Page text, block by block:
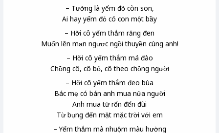
– Tưởng là yếm đỏ còn son,
Ai hay yếm đỏ có con một bầy
– Hỡi cô yếm thắm răng đen
Muốn lên mạn ngược ngồi thuyền cùng anh!
– Hỡi cô yếm thắm má đào
Chồng cô, cô bỏ, cô theo chồng người
– Hỡi cô yếm thắm đeo bùa
Bác mẹcó bán anh mua nửa người
Anh mua từ rốn đến đùi
Từ bụng đến mặt mặc trời với em
– Yếm thắm mà nhuộm màu hường